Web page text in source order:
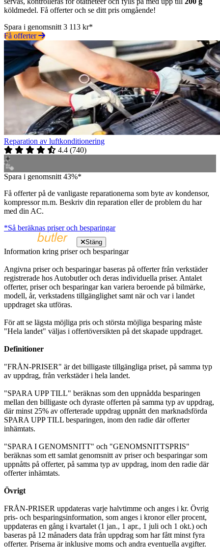
köldmedel. Få offerter och se ditt pris omgående!
Spara i genomsnitt 3 113 kr*
Få offerter
Reparation av luftkonditionering
4.4 (740)
Spara i genomsnitt 43%*
Få offerter på de vanligaste reparationerna som byte av kondensor,
kompressor m.m. Beskriv din reparation eller de problem du har
med din AC.
*Så beräknas priser och besparingar
Stäng
Information kring priser och besparingar
Angivna priser och besparingar baseras på offerter från verkstäder
registrerade hos Autobutler och deras individuella priser. Antalet
offerter, priser och besparingar kan variera beroende på bilmärke,
modell, år, verkstadens tillgänglighet samt när och var i landet
uppdraget ska utföras.
För att se lägsta möjliga pris och största möjliga besparing måste
"Hela landet" väljas i offertöversikten på det skapade uppdraget.
Definitioner
"FRÅN-PRISER" är det billigaste tillgängliga priset, på samma typ
av uppdrag, från verkstäder i hela landet.
"SPARA UPP TILL" beräknas som den uppnådda besparingen
mellan den billigaste och dyraste offerten på samma typ av uppdrag,
där minst 25% av offerterade uppdrag uppnått den marknadsförda
SPARA UPP TILL besparingen, inom den radie där offerter
inhämtats.
"SPARA I GENOMSNITT" och "GENOMSNITTSPRIS"
beräknas som ett samlat genomsnitt av priser och besparingar som
uppnåtts på offerter, på samma typ av uppdrag, inom den radie där
offerter inhämtats.
Övrigt
FRÅN-PRISER uppdateras varje halvtimme och anges i kr. Övrig
pris- och besparingsinformation, som anges i kronor eller procent,
uppdateras en gång i kvartalet (1 jan., 1 apr., 1 juli och 1 okt.) och
baseras på 12 månaders data från uppdrag som har fått minst fyra
offerter. Priserna är inklusive moms och andra eventuella avgifter.